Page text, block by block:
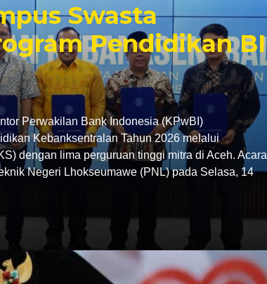
Swasta
Pendidikan BI
Perwakilan Bank Indonesia (KPwBI)
Kebanksentralan Tahun 2026 melalui
dengan lima perguruan tinggi mitra di Aceh. Acara
Negeri Lhokseumawe (PNL) pada Selasa, 14